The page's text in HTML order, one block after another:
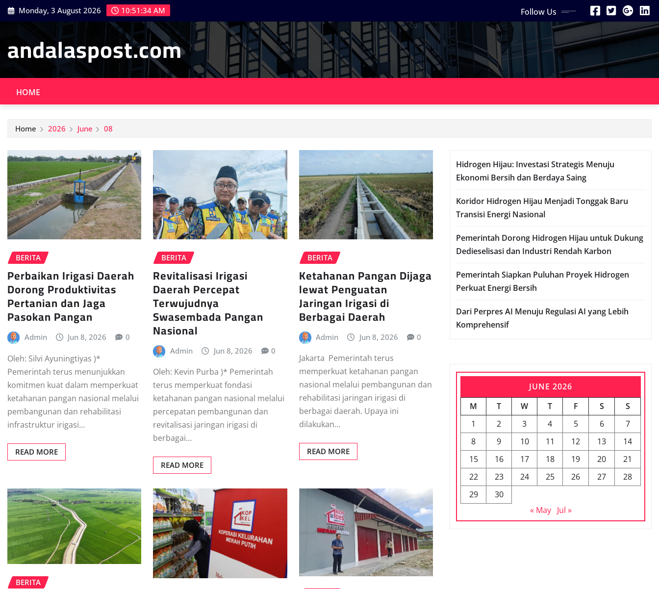
Skip
to
Monday, 3 August 2026 10:51:35 AM Follow Us
andalaspost.com
HOME
Home 2026 June 08
BERITA
Perbaikan Irigasi Daerah
Dorong Produktivitas
Pertanian dan Jaga
Pasokan Pangan
Admin Jun 8, 2026 0
Oleh: Silvi Ayuningtiyas )*
Pemerintah terus menunjukkan
komitmen kuat dalam memperkuat
ketahanan pangan nasional melalui
pembangunan dan rehabilitasi
infrastruktur irigasi…
READ MORE
BERITA
Revitalisasi Irigasi
Daerah Percepat
Terwujudnya
Swasembada Pangan
Nasional
Admin Jun 8, 2026 0
Oleh: Kevin Purba )* Pemerintah
terus memperkuat fondasi
ketahanan pangan nasional melalui
percepatan pembangunan dan
revitalisasi jaringan irigasi di
berbagai…
READ MORE
BERITA
Ketahanan Pangan Dijaga
lewat Penguatan
Jaringan Irigasi di
Berbagai Daerah
Admin Jun 8, 2026 0
Jakarta  Pemerintah terus
memperkuat ketahanan pangan
nasional melalui pembangunan dan
rehabilitasi jaringan irigasi di
berbagai daerah. Upaya ini
dilakukan…
READ MORE
BERITA
Hidrogen Hijau: Investasi Strategis Menuju
Ekonomi Bersih dan Berdaya Saing
Koridor Hidrogen Hijau Menjadi Tonggak Baru
Transisi Energi Nasional
Pemerintah Dorong Hidrogen Hijau untuk Dukung
Dedieselisasi dan Industri Rendah Karbon
Pemerintah Siapkan Puluhan Proyek Hidrogen
Perkuat Energi Bersih
Dari Perpres AI Menuju Regulasi AI yang Lebih
Komprehensif
JUNE 2026
M
T W T F S
S
1
2 3 4 5 6
7
8
9 10 11 12 13
14
15
16 17 18 19 20
21
22
23 24 25 26 27
28
29
30
« May
Jul »